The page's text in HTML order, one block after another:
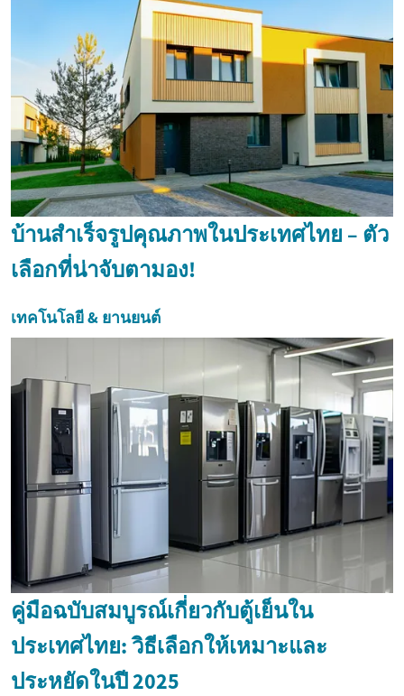
บ้านสำเร็จรูปคุณภาพในประเทศไทย – ตัว
เลือกที่น่าจับตามอง!
เทคโนโลยี & ยานยนต์
คู่มือฉบับสมบูรณ์เกี่ยวกับตู้เย็นใน
ประเทศไทย: วิธีเลือกให้เหมาะและ
ประหยัดในปี 2025